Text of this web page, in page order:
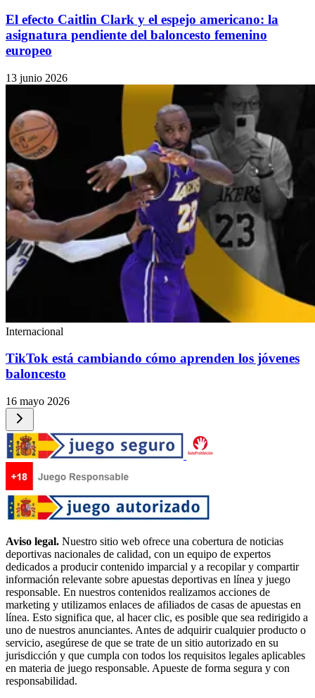
El efecto Caitlin Clark y el espejo americano: la
asignatura pendiente del baloncesto femenino
europeo
13 junio 2026
Internacional
TikTok está cambiando cómo aprenden los jóvenes
baloncesto
16 mayo 2026
Aviso legal. Nuestro sitio web ofrece una cobertura de noticias
deportivas nacionales de calidad, con un equipo de expertos
dedicados a producir contenido imparcial y a recopilar y compartir
información relevante sobre apuestas deportivas en línea y juego
responsable. En nuestros contenidos realizamos acciones de
marketing y utilizamos enlaces de afiliados de casas de apuestas en
línea. Esto significa que, al hacer clic, es posible que sea redirigido a
uno de nuestros anunciantes. Antes de adquirir cualquier producto o
servicio, asegúrese de que se trate de un sitio autorizado en su
jurisdicción y que cumpla con todos los requisitos legales aplicables
en materia de juego responsable. Apueste de forma segura y con
responsabilidad.